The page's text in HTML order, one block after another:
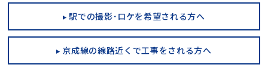
駅での撮影･ロケを希望される方へ
京成線の線路近くで工事をされる方へ